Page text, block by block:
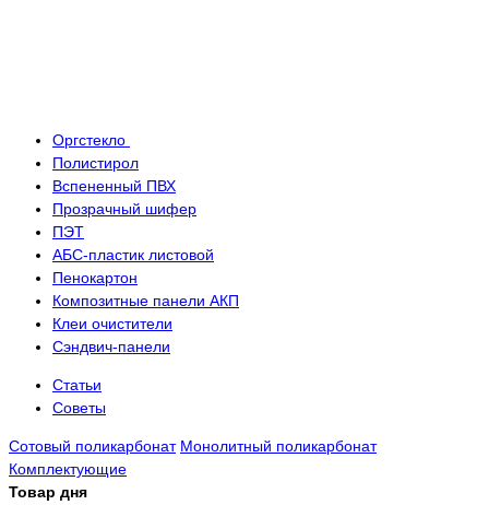
Оргстекло
Полистирол
Вспененный ПВХ
Прозрачный шифер
ПЭТ
АБС-пластик листовой
Пенокартон
Композитные панели АКП
Клеи очистители
Сэндвич-панели
Статьи
Советы
Сотовый поликарбонат Монолитный поликарбонат
Комплектующие
Товар дня